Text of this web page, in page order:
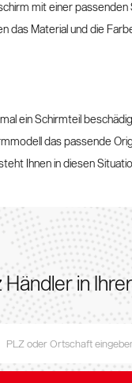
mit einer passenden
das Material und die
ein Schirmteil
das passende
Ihnen in diesen
Händler in